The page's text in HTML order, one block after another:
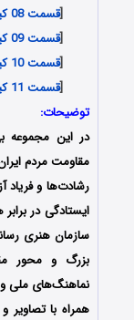
[قسمت 08 کیفیت 1080p
[قسمت 09 کیفیت 1080p
[قسمت 10 کیفیت 1080p
[قسمت 11 کیفیت 1080p
توضیحات:
در این مجموعه‌
مقاومت مردم
رشادت‌ها و فریاد
ایستادگی در
سازمان‌ هنری‌
بزرگ و محور
نماهنگ‌های ملی
همراه با تصاویر